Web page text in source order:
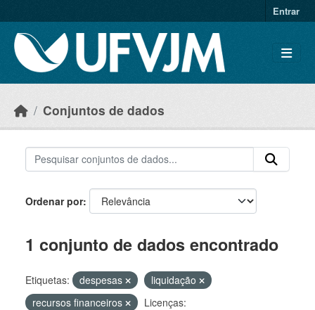
Entrar
Conjuntos de dados
Ordenar por
1 conjunto de dados encontrado
Etiquetas: despesas
liquidação
recursos financeiros
Licenças: